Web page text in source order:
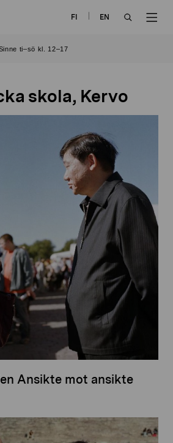
FI
EN
ti–sö kl. 12–17
skola, Kervo
Ansikte mot ansikte